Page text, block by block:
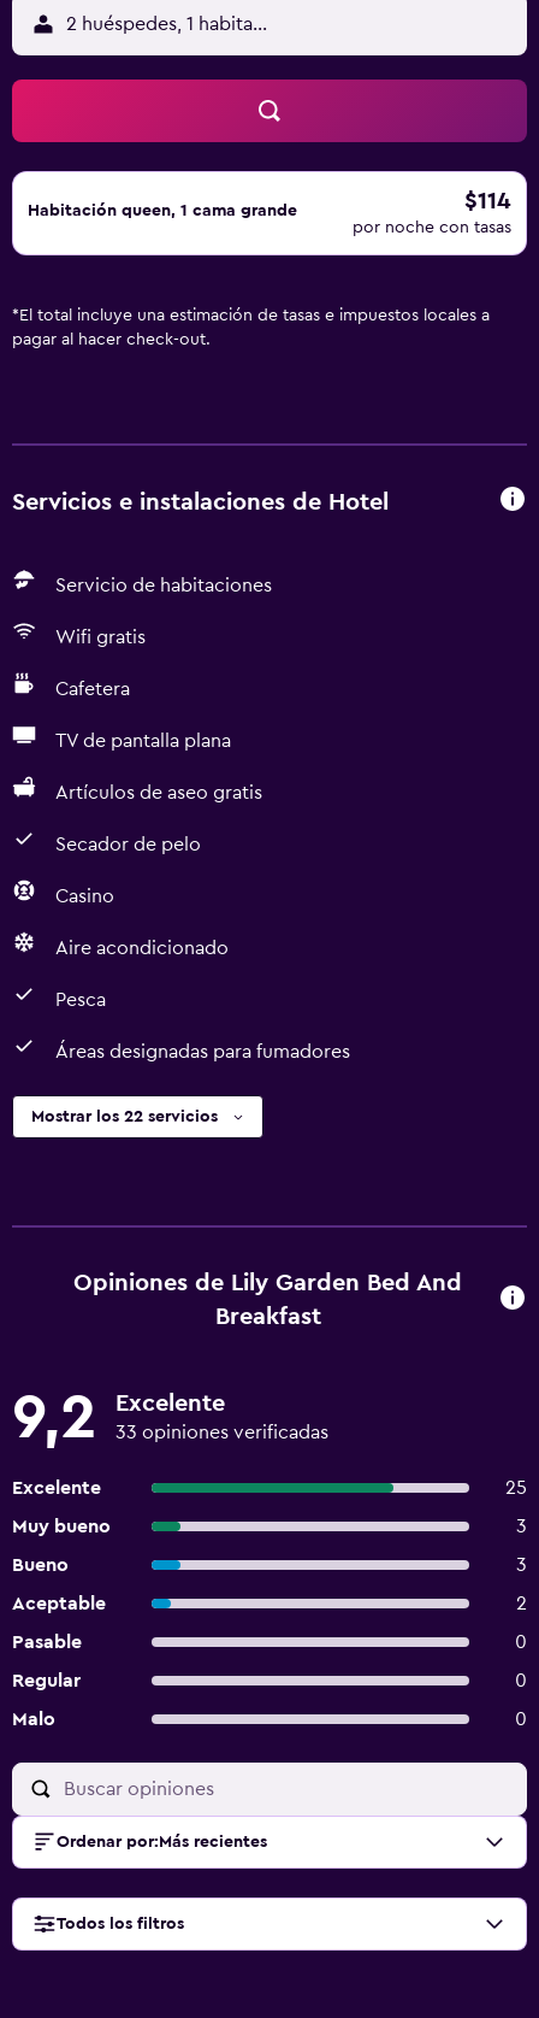
2 huéspedes, 1 habitación
Habitación queen, 1 cama grande $114
por noche con tasas
* El total incluye una estimación de tasas e impuestos locales a
pagar al hacer check-out.
Servicios e instalaciones de Hotel
Servicio de habitaciones
Wifi gratis
Cafetera
TV de pantalla plana
Artículos de aseo gratis
Secador de pelo
Casino
Aire acondicionado
Pesca
Áreas designadas para fumadores
Mostrar los 22 servicios
Opiniones de Lily Garden Bed And
Breakfast
9,2 Excelente
33 opiniones verificadas
Excelente
25
Muy bueno
3
Bueno
3
Aceptable
2
Pasable
0
Regular
0
Malo
0
Ordenar por: Más recientes
Todos los filtros